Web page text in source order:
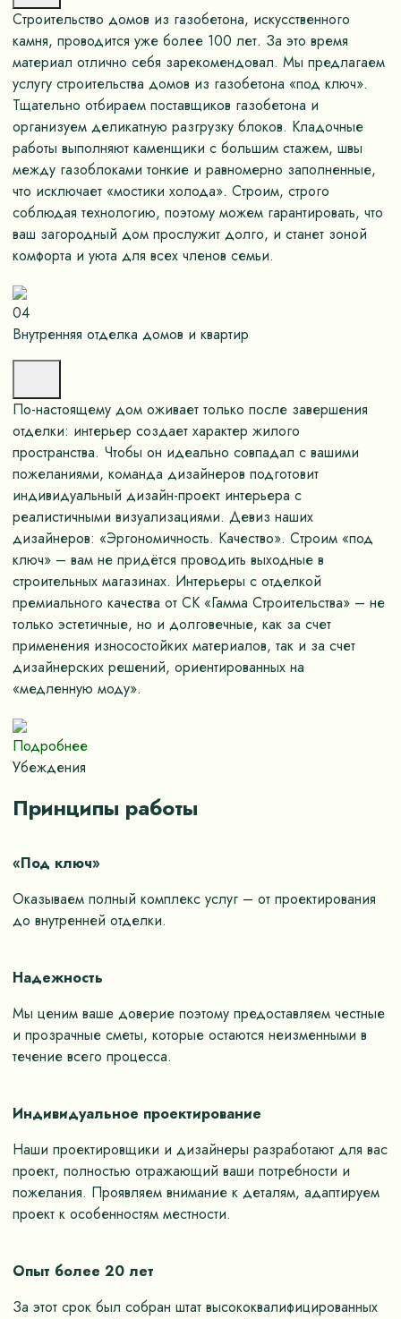
Строительство домов из газобетона, искусственного
камня, проводится уже более 100 лет. За это время
материал отлично себя зарекомендовал. Мы предлагаем
услугу строительства домов из газобетона «под ключ».
Тщательно отбираем поставщиков газобетона и
организуем деликатную разгрузку блоков. Кладочные
работы выполняют каменщики с большим стажем, швы
между газоблоками тонкие и равномерно заполненные,
что исключает «мостики холода». Строим, строго
соблюдая технологию, поэтому можем гарантировать, что
ваш загородный дом прослужит долго, и станет зоной
комфорта и уюта для всех членов семьи.
04
Внутренняя отделка домов и квартир
По-настоящему дом оживает только после завершения
отделки: интерьер создает характер жилого
пространства. Чтобы он идеально совпадал с вашими
пожеланиями, команда дизайнеров подготовит
индивидуальный дизайн-проект интерьера с
реалистичными визуализациями. Девиз наших
дизайнеров: «Эргономичность. Качество». Строим «под
ключ» – вам не придётся проводить выходные в
строительных магазинах. Интерьеры с отделкой
премиального качества от СК «Гамма Строительства» – не
только эстетичные, но и долговечные, как за счет
применения износостойких материалов, так и за счет
дизайнерских решений, ориентированных на
«медленную моду».
Подробнее
Убеждения
Принципы работы
«Под ключ»
Оказываем полный комплекс услуг – от проектирования
до внутренней отделки.
Надежность
Мы ценим ваше доверие поэтому предоставляем честные
и прозрачные сметы, которые остаются неизменными в
течение всего процесса.
Индивидуальное проектирование
Наши проектировщики и дизайнеры разработают для вас
проект, полностью отражающий ваши потребности и
пожелания. Проявляем внимание к деталям, адаптируем
проект к особенностям местности.
Опыт более 20 лет
За этот срок был собран штат высококвалифицированных